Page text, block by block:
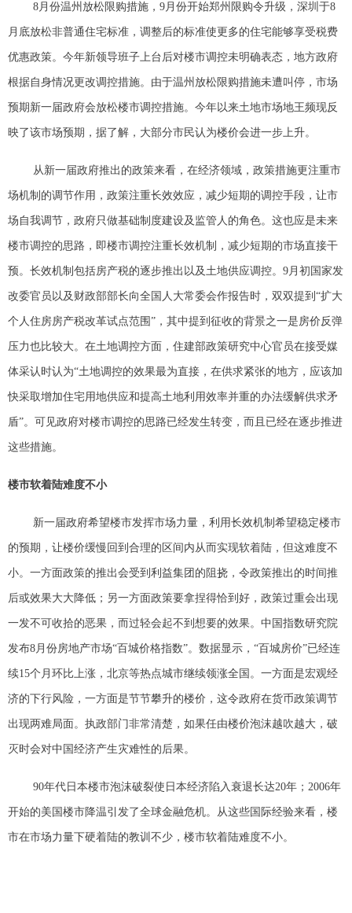
8月份温州放松限购措施，9月份开始郑州限购令升级，深圳于8
月底放松非普通住宅标准，调整后的标准使更多的住宅能够享受税费
优惠政策。今年新领导班子上台后对楼市调控未明确表态，地方政府
根据自身情况更改调控措施。由于温州放松限购措施未遭叫停，市场
预期新一届政府会放松楼市调控措施。今年以来土地市场地王频现反
映了该市场预期，据了解，大部分市民认为楼价会进一步上升。
从新一届政府推出的政策来看，在经济领域，政策措施更注重市
场机制的调节作用，政策注重长效效应，减少短期的调控手段，让市
场 自我调节，政府只做基础制度建设及监管人的角色。这也应是未来
楼市调控的思路，即楼市调控注重长效机制，减少短期的市场直接干
预。长效机制包括房产税的逐步推出以及土地供应调控。9月初国家发
改委官员以及财政部部长向全国人大常委会作报告时，双双提到“扩大
个人住房房产税改革试点范围”，其中提到征收的背景之一是房价反弹
压力也比较大。在土地调控方面，住建部政策研究中心官员在接受媒
体采认时认为“土地调控的效果最为直接，在供求紧张的地方，应该加
快采取增加住宅用地供应和提高土地利用效率并重的办法缓解供求矛
盾”。可见政府对楼市调控的思路已经发生转变，而且已经在逐步推进
这些措施。
楼市软着陆难度不小
新一届政府希望楼市发挥市场力量，利用长效机制希望稳定楼市
的预期，让楼价缓慢回到合理的区间内从而实现软着陆，但这难度不
小。 一方面政策的推出会受到利益集团的阻挠，令政策推出的时间推
后或效果大大降低；另一方面政策要拿捏得恰到好，政策过重会出现
一发不可收拾的恶果，而过轻会起不到想要的效果。中国指数研究院
发布8月份房地产市场“百城价格指数”。数据显示，“百城房价”已经连
续15个月环比上涨，北京等热点城市继续领涨全国。一方面是宏观经
济的下行风险，一方面是节节攀升的楼价，这令政府在货币政策调节
出现两难局面。执政部门非常清楚，如果任由楼价泡沫越吹越大，破
灭时会对中国经济产生灾难性的后果。
90年代日本楼市泡沫破裂使日本经济陷入衰退长达20年；2006年
开始的美国楼市降温引发了全球金融危机。从这些国际经验来看，楼
市在市场力量下硬着陆的教训不少，楼市软着陆难度不小。